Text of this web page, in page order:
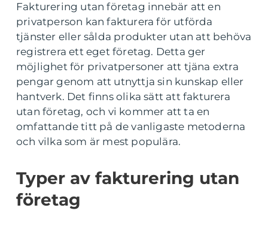
Fakturering utan företag innebär att en
privatperson kan fakturera för utförda
tjänster eller sålda produkter utan att behöva
registrera ett eget företag. Detta ger
möjlighet för privatpersoner att tjäna extra
pengar genom att utnyttja sin kunskap eller
hantverk. Det finns olika sätt att fakturera
utan företag, och vi kommer att ta en
omfattande titt på de vanligaste metoderna
och vilka som är mest populära.
Typer av fakturering utan
företag